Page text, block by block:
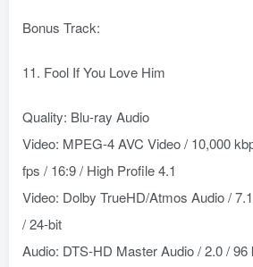
Bonus Track:
11. Fool If You Love Him
Quality: Blu-ray Audio
Video: MPEG-4 AVC Video / 10,000
fps / 16:9 / High Profile 4.1
Video: Dolby TrueHD/Atmos Audio /
/ 24-bit
Audio: DTS-HD Master Audio / 2.0 /